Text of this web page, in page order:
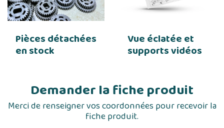
Pièces détachées
en stock
Vue éclatée et
supports vidéos
Demander la fiche produit
Merci de renseigner vos coordonnées pour recevoir la
fiche produit.